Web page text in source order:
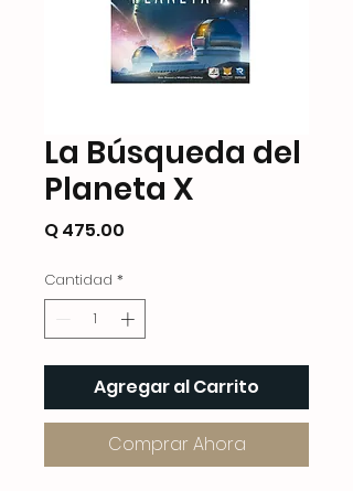
La Búsqueda del
Planeta X
Q 475.00
Cantidad *
Agregar al Carrito
Comprar Ahora